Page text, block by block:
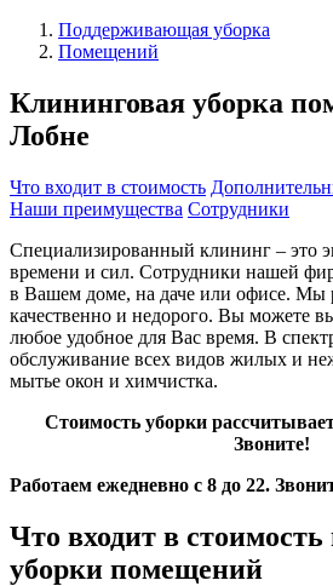
Поддерживающая уборка
Помещений
Клининговая уборка
Лобне
Что входит в стоимость
Наши преимущества Сотрудники
Специализированный клининг – это
времени и сил. Сотрудники нашей
в Вашем доме, на даче или офисе. Мы
качественно и недорого. Вы можете
любое удобное для Вас время. В
обслуживание всех видов жилых и
мытье окон и химчистка.
Стоимость уборки
Звоните!
Работаем ежедневно с 8 до 22.
Что входит в стоимость
уборки помещений